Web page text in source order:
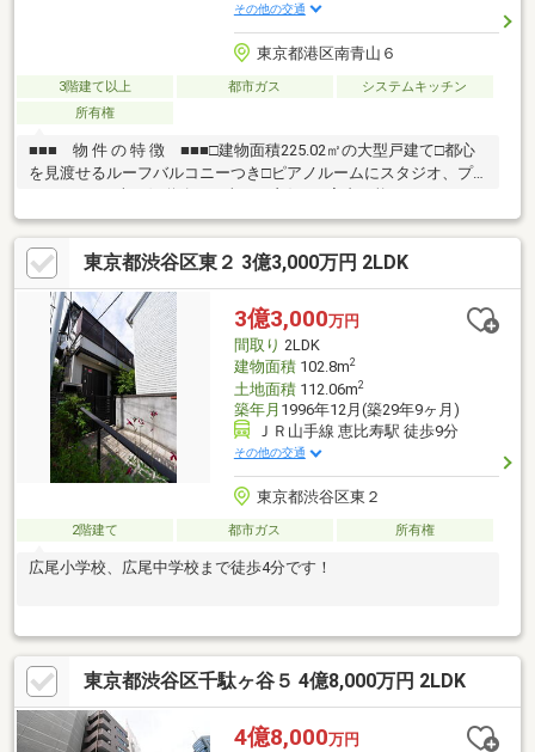
その他の交通
東京都港区南青山６
3階建て以上 都市ガス
システムキッチン
所有権
■■■ 物 件 の 特 徴 ■■■□建物面積225.02㎡の大型戸建て□都心
を見渡せるルーフバルコニーつき□ピアノルームにスタジオ、プ
レイルーム□南西側道路で日当たり良好□ご案内可能ですので、お
気軽にお問合せ下さい！□□□ 城南、都心エリアの土地探し相
談 □□□◇ 土地探しから住まいづくりまでサポート ◇■城南・都
心エリアの住まい探しに対応■土地探し・建築会社選びもご相談
可能■未公開物件や住宅ローン相談も承りますお気軽にお問合せ
下さい。～ FREST HOME ～
東京都渋谷区東２ 3億3,000万円 2LDK
3億3,000万円
間取り 2LDK
建物面積102.8m2
土地面積112.06m2
築年月 1996年12月(築29年9ヶ月)
ＪＲ山手線 恵比寿駅 徒歩9分
その他の交通
東京都渋谷区東２
2階建て 都市ガス 所有権
広尾小学校、広尾中学校まで徒歩4分です！
東京都渋谷区千駄ヶ谷５ 4億8,000万円 2LDK
4億8,000万円